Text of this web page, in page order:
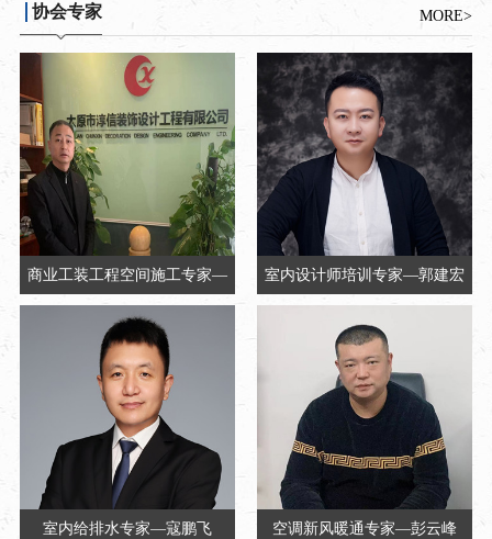
协会专家 MORE>
商业工装工程空间施工专家—
章永
室内设计师培训专家—郭建宏
室内给排水专家—寇鹏飞 空调新风暖通专家—彭云峰